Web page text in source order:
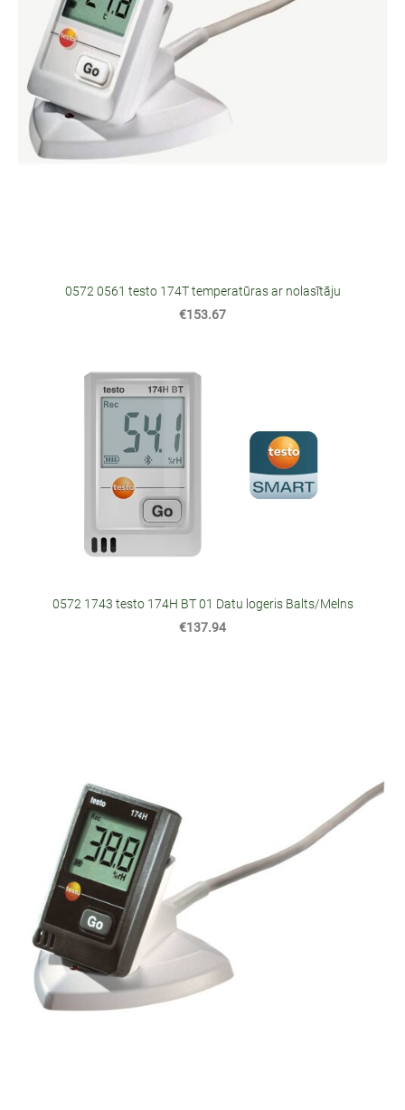
0572 0561 testo 174T temperatūras ar nolasītāju
€153.67
0572 1743 testo 174H BT 01 Datu logeris Balts/Melns
€137.94